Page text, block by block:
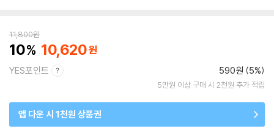
11,800원
10 10,620
YES포인트 590원 (5%)
5만원 이상 구매 시 2천원 추가 적립
앱 다운 시 1천원 상품권